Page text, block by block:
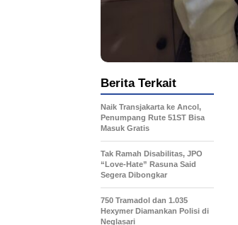
Berita Terkait
Naik Transjakarta ke Ancol,
Penumpang Rute 51ST Bisa
Masuk Gratis
Tak Ramah Disabilitas, JPO
“Love-Hate” Rasuna Said
Segera Dibongkar
750 Tramadol dan 1.035
Hexymer Diamankan Polisi di
Neglasari